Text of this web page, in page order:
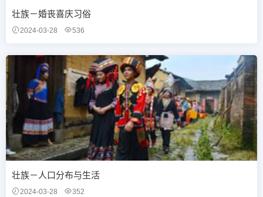
壮族－婚丧喜庆习俗
2024-03-28 536
壮族－人口分布与生活
2024-03-28 352